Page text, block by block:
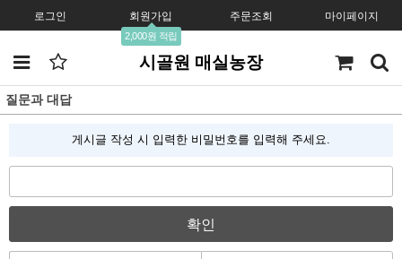
로그인 회원가입
2,000원 적립
주문조회 마이페이지
시골원 매실농장
질문과 대답
게시글 작성 시 입력한 비밀번호를 입력해 주세요.
확인